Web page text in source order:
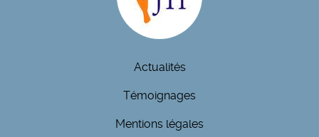
Actualités
Témoignages
Mentions légales